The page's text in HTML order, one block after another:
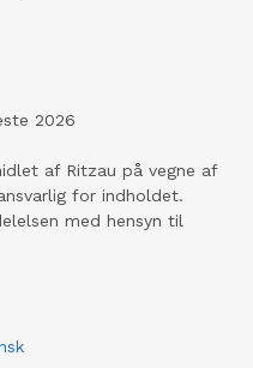
2026
af Ritzau på vegne af
for indholdet.
med hensyn til